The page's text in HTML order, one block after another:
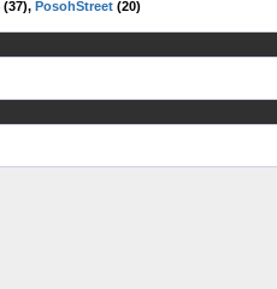
(37), PosohStreet (20)